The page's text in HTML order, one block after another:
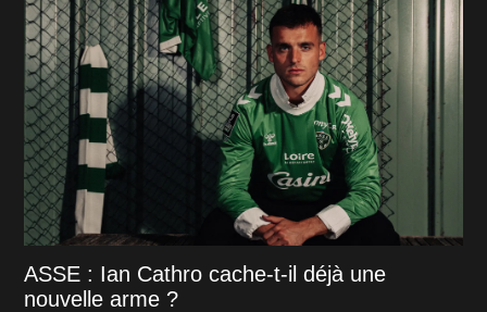
ASSE : Ian Cathro cache-t-il déjà une
nouvelle arme ?